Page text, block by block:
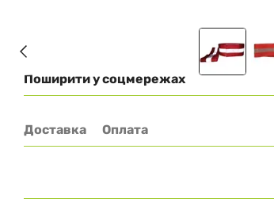
Поширити у соцмережах
Доставка Оплата